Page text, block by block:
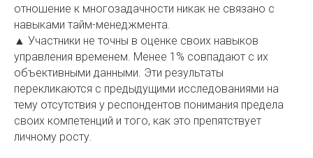
отношение к многозадачности никак не связано с
навыками тайм-менеджмента.
▲ Участники не точны в оценке своих навыков
управления временем. Менее 1% совпадают с их
объективными данными. Эти результаты
перекликаются с предыдущими исследованиями на
тему отсутствия у респондентов понимания предела
своих компетенций и того, как это препятствует
личному росту.